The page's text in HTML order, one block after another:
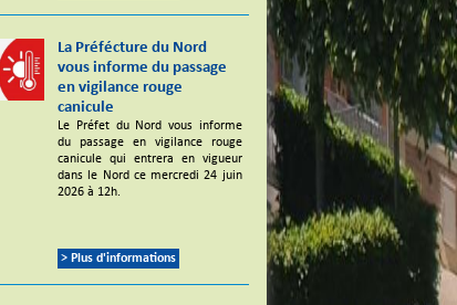
La Préfécture du Nord
vous informe du passage
en vigilance rouge
canicule
Le Préfet du Nord vous informe
du passage en vigilance rouge
canicule qui entrera en vigueur
dans le Nord ce mercredi 24 juin
2026 à 12h.
> Plus d'informations